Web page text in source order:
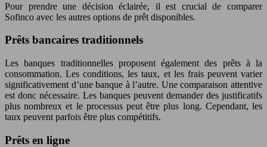
Pour prendre une décision éclairée, il est crucial de comparer
Sofinco avec les autres options de prêt disponibles.
Prêts bancaires traditionnels
Les banques traditionnelles proposent également des prêts à la
consommation. Les conditions, les taux, et les frais peuvent varier
significativement d’une banque à l’autre. Une comparaison attentive
est donc nécessaire. Les banques peuvent demander des justificatifs
plus nombreux et le processus peut être plus long. Cependant, les
taux peuvent parfois être plus compétitifs.
Prêts en ligne